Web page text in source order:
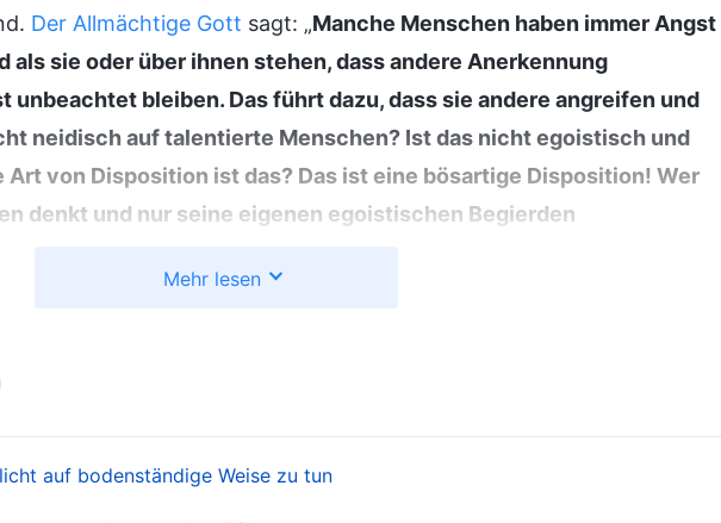
Der Allmächtige Gott sagt: „Manche Menschen haben immer Angst
als sie oder über ihnen stehen, dass andere Anerkennung
unbeachtet bleiben. Das führt dazu, dass sie andere angreifen und
neidisch auf talentierte Menschen? Ist das nicht egoistisch und
von Disposition ist das? Das ist eine bösartige Disposition! Wer
denkt und nur seine eigenen egoistischen Begierden
und Gott mag einen solchen Menschen nicht. Wenn du
guten Menschen empfiehlst und ihm ermöglichst, sich in einer
und damit Gottes Haus eine talentierte Person hinzufügst,
Wirst du dann bei deiner Pflicht nicht hingebungsvoll sein?
ist das Minimum an Gewissen und Vernunft, das jene, die als Leiter
Mehr lesen
auf bodenständige Weise zu tun